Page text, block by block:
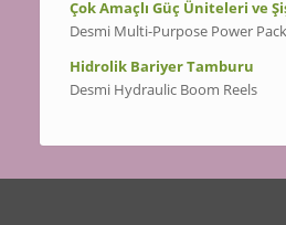
Çok Amaçlı Güç Üniteleri ve
Desmi Multi-Purpose Power
Hidrolik Bariyer Tamburu
Desmi Hydraulic Boom Reels